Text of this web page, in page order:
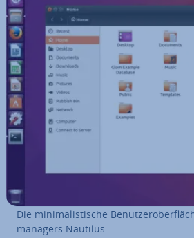
Die mi­ni­ma­lis­ti­sche
ma­na­gers Nautilus